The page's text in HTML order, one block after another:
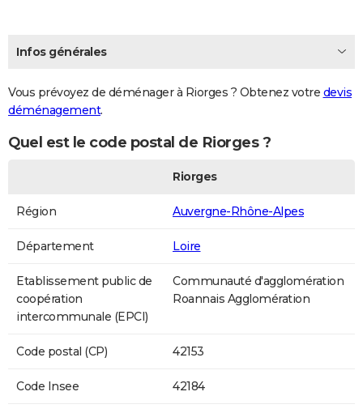
Infos générales
Vous prévoyez de déménager à Riorges ? Obtenez votre devis
déménagement.
Quel est le code postal de Riorges ?
Riorges
Région Auvergne-Rhône-Alpes
Département Loire
Etablissement public de
coopération
intercommunale (EPCI)
Communauté d'agglomération
Roannais Agglomération
Code postal (CP) 42153
Code Insee 42184